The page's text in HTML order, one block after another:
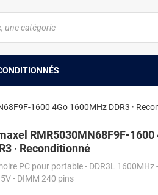
1600 4Go 1600MHz DDR3 ·
RMR5030MN68F9F-1600
· Reconditionné
PC pour portable - DDR3L 1600MHz
- DIMM 240 pins